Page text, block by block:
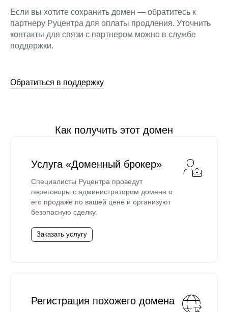
Если вы хотите сохранить домен — обратитесь к
партнеру Руцентра для оплаты продления. Уточнить
контакты для связи с партнером можно в службе
поддержки.
Обратиться в поддержку
Как получить этот домен
Услуга «Доменный брокер»
Специалисты Руцентра проведут
переговоры с администратором домена о
его продаже по вашей цене и организуют
безопасную сделку.
Заказать услугу
Регистрация похожего домена